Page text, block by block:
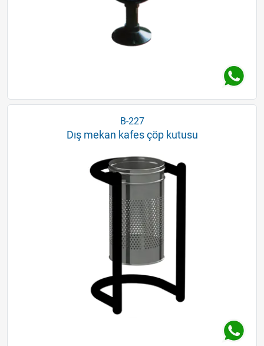
B-227
Dış mekan kafes çöp kutusu